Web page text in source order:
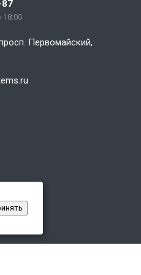
18:00
Первомайский,